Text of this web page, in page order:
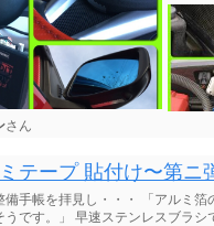
さん
テープ 貼付け〜第ニ
備手帳を拝見し・・・ 「アルミ
うです。」 早速ステンレスブラ